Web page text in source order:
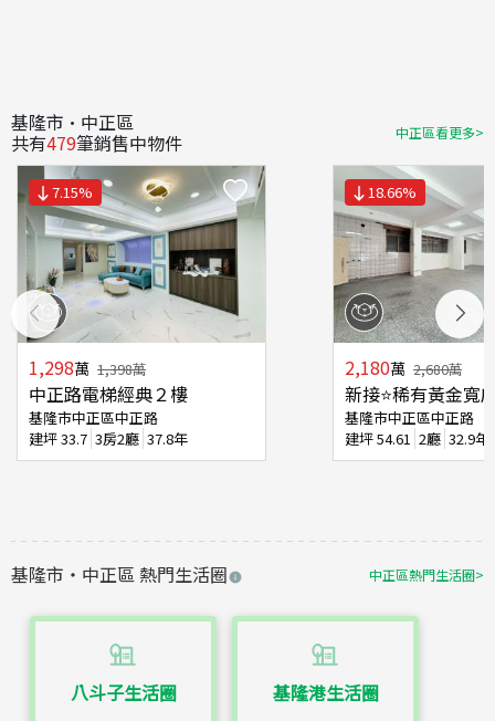
基隆市·中正區
共有479筆銷售中物件 中正區看更多>
7.15%
1,298萬 1,398萬
中正路電梯經典２樓
基隆市中正區中正路
建坪33.7 3房2廳 37.8年
18.66%
2,180萬 2,680萬
新接⭐稀有黃金寬
基隆市中正區中正路
建坪54.61 2廳 32.9年
基隆市 ・ 中正區 熱門生活圈 中正區熱門生活圈>
八斗子生活圈 基隆港生活圈